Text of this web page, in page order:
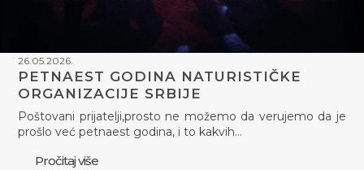
26.05.2026.
PETNAEST GODINA NATURISTIČKE
ORGANIZACIJE SRBIJE
Poštovani prijatelji,prosto ne možemo da verujemo da je
prošlo već petnaest godina, i to kakvih…
Pročitaj više